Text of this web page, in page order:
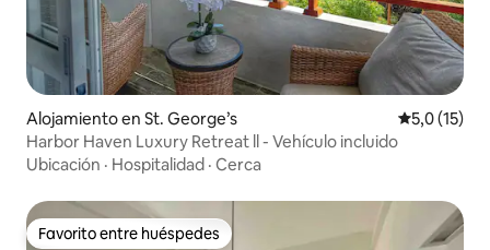
Alojamiento en St. George’s Calificación
5,0 (15)
Harbor Haven Luxury Retreat ll - Vehículo incluido
Ubicación · Hospitalidad · Cerca
Favorito entre huéspedes
Favorito entre huéspedes